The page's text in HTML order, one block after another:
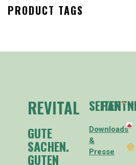
PRODUCT TAGS
REVITAL
GUTE
SACHEN.
GUTEN
SEITEN
Downloads
&
Presse